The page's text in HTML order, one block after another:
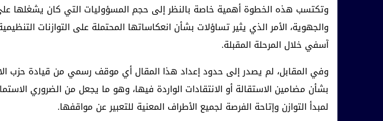
وتكتسب هذه الخطوة أهمية خاصة بالنظر إلى حجم المسؤوليات التي كان يشغلها على
والجهوية، الأمر الذي يثير تساؤلات بشأن انعكاساتها المحتملة على التوازنات
آسفي خلال المرحلة المقبلة.
وفي المقابل، لم يصدر إلى حدود إعداد هذا المقال أي موقف رسمي من قيادة حزب
بشأن مضامين الاستقالة أو الانتقادات الواردة فيها، وهو ما يجعل من الضروري
لمبدأ التوازن وإتاحة الفرصة لجميع الأطراف المعنية للتعبير عن مواقفها.